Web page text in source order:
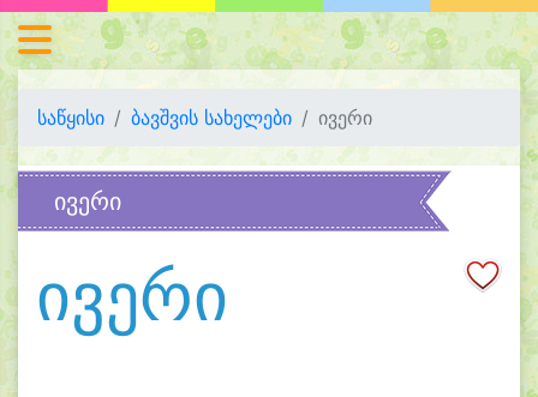
საწყისი ბავშვის სახელები ივერი
ივერი
ივერი